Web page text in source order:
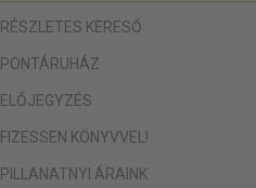
RÉSZLETES KERESŐ
PONTÁRUHÁZ
ELŐJEGYZÉS
FIZESSEN KÖNYVVEL!
PILLANATNYI ÁRAINK